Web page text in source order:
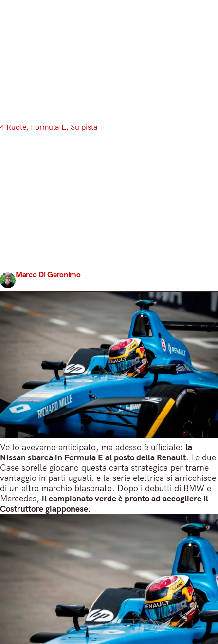
4 Ruote, Formula E, Su pista
Marco Di Geronimo
Ve lo avevamo anticipato, ma adesso è ufficiale: la
Nissan sbarca in Formula E al posto della Renault. Le due
Case sorelle giocano questa carta strategica per trarne
vantaggio in parti uguali, e la serie elettrica si arricchisce
di un altro marchio blasonato. Dopo i debutti di BMW e
Mercedes, il campionato verde è pronto ad accogliere il
Costruttore giapponese.